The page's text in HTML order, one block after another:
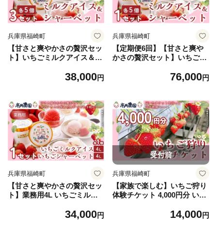
兵庫県福崎町
【甘さと爽やかさの贅沢セッ
ト】いちごミルクアイス＆い
0個 いちご イチゴ アイス シ
ギフト 贈答用 兵庫県 福崎町
38,000円
兵庫県福崎町
【定期便6回】【甘さと爽や
かさの贅沢セット】いちごミ
ット 各5個 計10個 いちご イ
送 詰め合わせ ギフト 贈答用
兵庫県 福崎町
76,000円
兵庫県福崎町
【甘さと爽やかさの贅沢セッ
ト】業務用4L いちごミルク
各1個 いちご イチゴ アイス
34,000円
受付前
兵庫県福崎町
【家族で楽しむ】いちご狩り
体験チケット 4,000円分 いち
フルーツ 大粒 濃厚 食べ放題
14,000円